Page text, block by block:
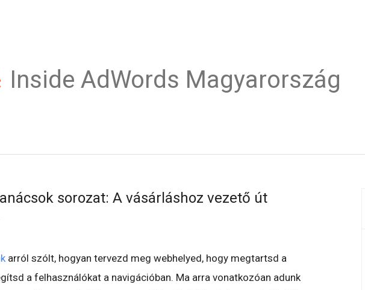
Inside AdWords Magyarország
sorozat: A vásárláshoz vezető út
arról szólt, hogyan tervezd meg webhelyed, hogy megtartsd a
a felhasználókat a navigációban. Ma arra vonatkozóan adunk